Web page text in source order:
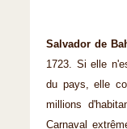
Salvador de
1723. Si elle
du pays, elle
millions
Carnaval